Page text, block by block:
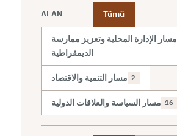
ALAN Tümü
مسار الإدارة المحلية وتعزيز ممارسة
الديمقراطية
مسار التنمية والاقتصاد 2
مسار السياسة والعلاقات الدولية 16